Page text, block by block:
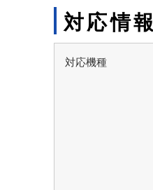
対応情報
対応機種